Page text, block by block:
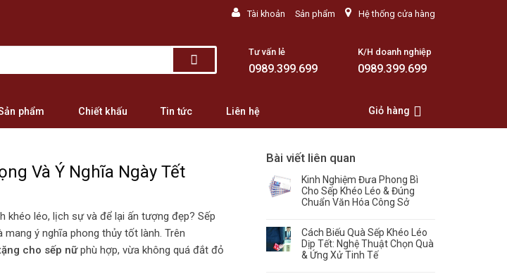
Tài khoản Sản phẩm Hệ thống cửa hàng
Tư vấn lẻ
0989.399.699
K/H doanh nghiệp
0989.399.699
phẩm Chiết khấu Tin tức Liên hệ Giỏ hàng
Và Ý Nghĩa Ngày Tết
léo, lịch sự và để lại ấn tượng đẹp? Sếp
ý nghĩa phong thủy tốt lành. Trên
cho sếp nữphù hợp, vừa không quá đắt đỏ
Bài viết liên quan
Kinh Nghiệm Đưa Phong Bì
Cho Sếp Khéo Léo & Đúng
Chuẩn Văn Hóa Công Sở
Cách Biếu Quà Sếp Khéo Léo
Dịp Tết: Nghệ Thuật Chọn Quà
& Ứng Xử Tinh Tế